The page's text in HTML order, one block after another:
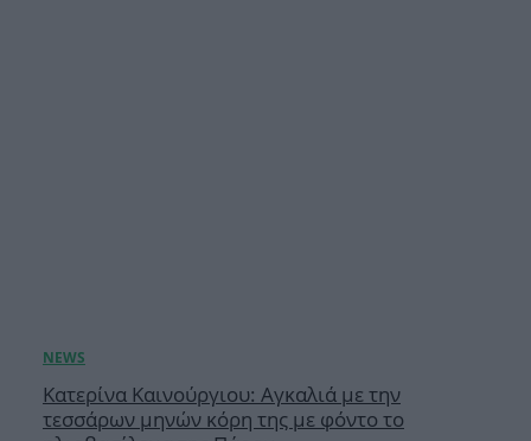
Κατερίνα Καινούργιου: Αγκαλιά με την
τεσσάρων μηνών κόρη της με φόντο το